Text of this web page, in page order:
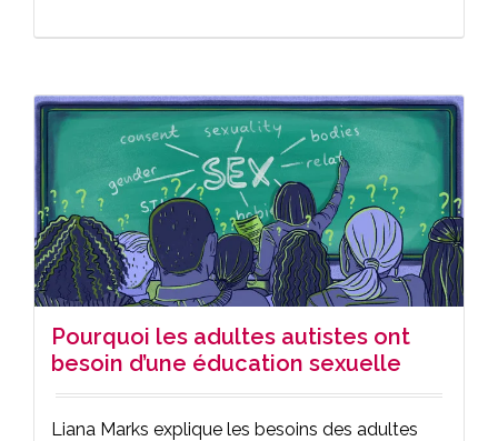
Pourquoi les adultes autistes ont
besoin d’une éducation sexuelle
Liana Marks explique les besoins des adultes